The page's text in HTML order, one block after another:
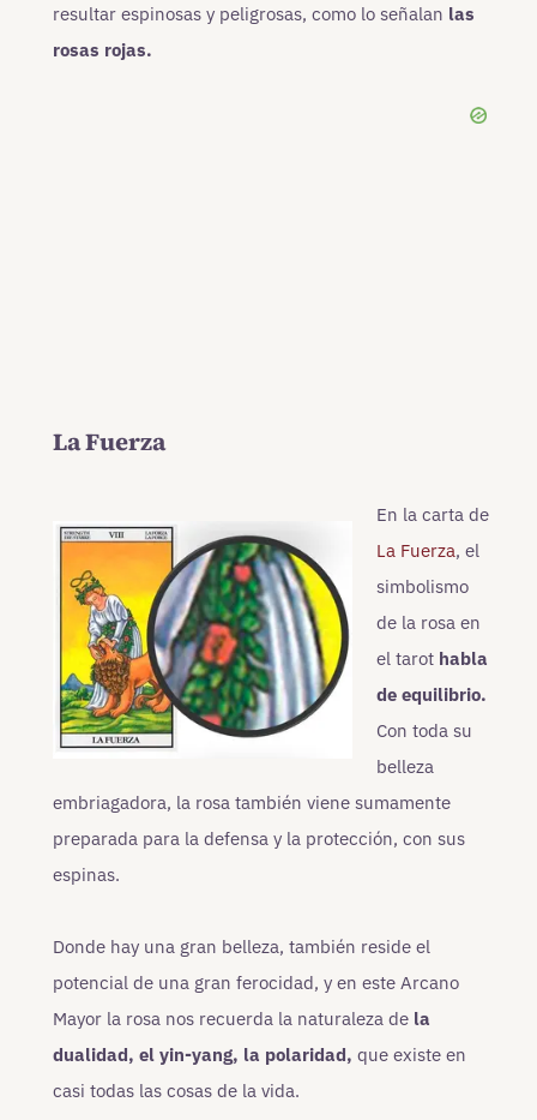
resultar espinosas y peligrosas, como lo señalan las
rosas rojas.
La Fuerza
En la carta de
La Fuerza, el
simbolismo
de la rosa en
el tarot habla
de equilibrio.
Con toda su
belleza
embriagadora, la rosa también viene sumamente
preparada para la defensa y la protección, con sus
espinas.
Donde hay una gran belleza, también reside el
potencial de una gran ferocidad, y en este Arcano
Mayor la rosa nos recuerda la naturaleza de la
dualidad, el yin-yang, la polaridad, que existe en
casi todas las cosas de la vida.